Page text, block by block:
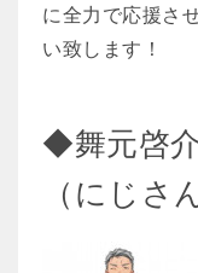
に全力で応援さ
い致します！
◆舞元啓
（にじさ